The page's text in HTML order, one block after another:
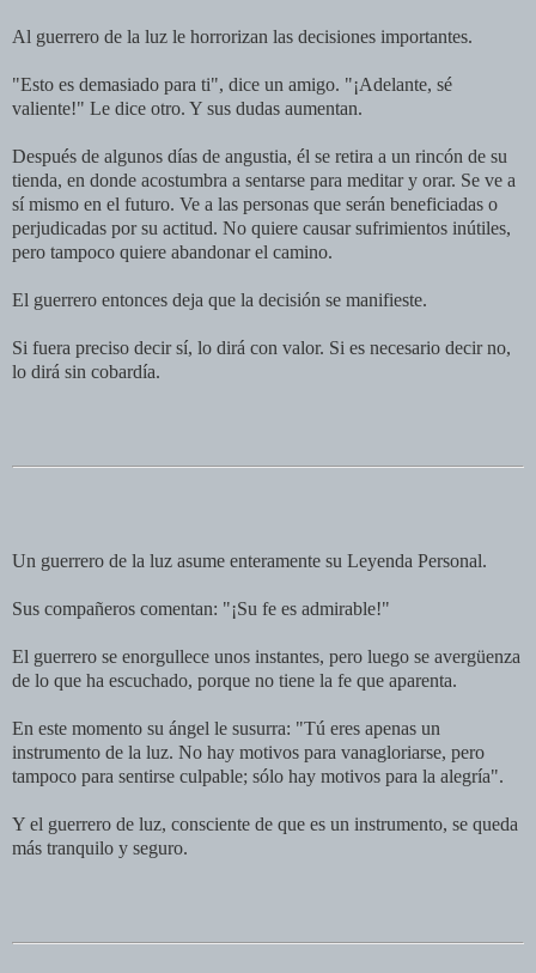
Al guerrero de la luz le horrorizan las decisiones importantes.
"Esto es demasiado para ti", dice un amigo. "¡Adelante, sé
valiente!" Le dice otro. Y sus dudas aumentan.
Después de algunos días de angustia, él se retira a un rincón de su
tienda, en donde acostumbra a sentarse para meditar y orar. Se ve a
sí mismo en el futuro. Ve a las personas que serán beneficiadas o
perjudicadas por su actitud. No quiere causar sufrimientos inútiles,
pero tampoco quiere abandonar el camino.
El guerrero entonces deja que la decisión se manifieste.
Si fuera preciso decir sí, lo dirá con valor. Si es necesario decir no,
lo dirá sin cobardía.
Un guerrero de la luz asume enteramente su Leyenda Personal.
Sus compañeros comentan: "¡Su fe es admirable!"
El guerrero se enorgullece unos instantes, pero luego se avergüenza
de lo que ha escuchado, porque no tiene la fe que aparenta.
En este momento su ángel le susurra: "Tú eres apenas un
instrumento de la luz. No hay motivos para vanagloriarse, pero
tampoco para sentirse culpable; sólo hay motivos para la alegría".
Y el guerrero de luz, consciente de que es un instrumento, se queda
más tranquilo y seguro.